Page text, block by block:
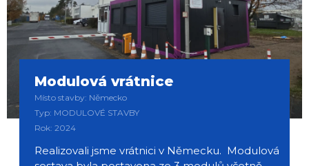
Modulová vrátnice
Místo stavby: Německo
Typ: MODULOVÉ STAVBY
Rok: 2024
Realizovali jsme vrátnici v Německu. Modulová